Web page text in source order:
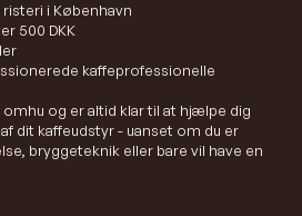
i København
500 DKK
kaffeprofessionelle
og er altid klar til at hjælpe dig
dit kaffeudstyr - uanset om du er
bryggeteknik eller bare vil have en